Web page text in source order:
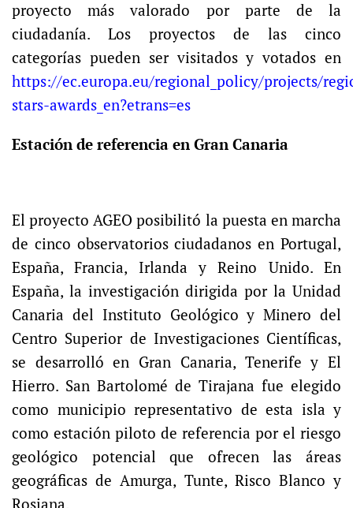
proyecto más valorado por parte de la
ciudadanía. Los proyectos de las cinco
categorías pueden ser visitados y votados en
https://ec.europa.eu/regional_policy/projects/
stars-awards_en?etrans=es
Estación de referencia en Gran Canaria
El proyecto AGEO posibilitó la puesta en marcha
de cinco observatorios ciudadanos en Portugal,
España, Francia, Irlanda y Reino Unido. En
España, la investigación dirigida por la Unidad
Canaria del Instituto Geológico y Minero del
Centro Superior de Investigaciones Científicas,
se desarrolló en Gran Canaria, Tenerife y El
Hierro. San Bartolomé de Tirajana fue elegido
como municipio representativo de esta isla y
como estación piloto de referencia por el riesgo
geológico potencial que ofrecen las áreas
geográficas de Amurga, Tunte, Risco Blanco y
Rosiana.